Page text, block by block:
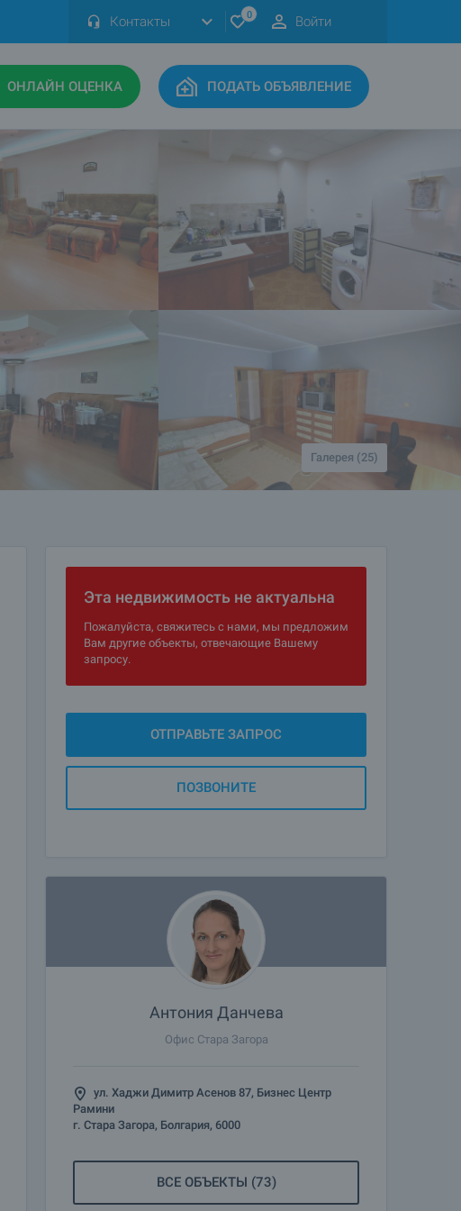
Контакты 0 Войти
ОНЛАЙН ОЦЕНКА ПОДАТЬ ОБЪЯВЛЕНИЕ
Галерея (25)
Эта недвижимость не актуальна
Пожалуйста, свяжитесь с нами, мы предложим
Вам другие объекты, отвечающие Вашему
запросу.
ОТПРАВЬТЕ ЗАПРОС
ПОЗВОНИТЕ
Антония Данчева
Офис Стара Загора
ул. Хаджи Димитр Асенов 87, Бизнес Центр
Рамини
г. Стара Загора, Болгария, 6000
ВСЕ ОБЪЕКТЫ (73)